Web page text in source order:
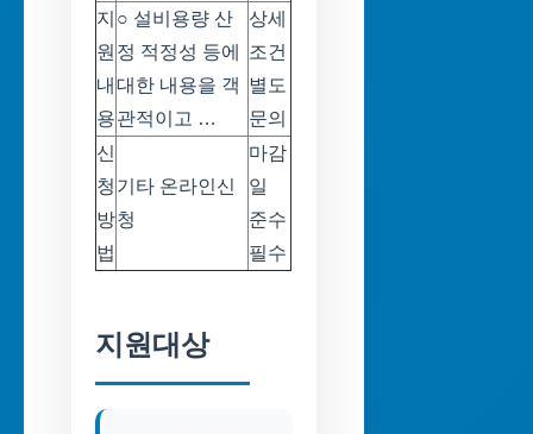
지
원
내
용
○ 설비용량 산
정 적정성 등에
대한 내용을 객
관적이고 …
상세
조건
별도
문의
신
청
방
법
기타 온라인신
청
마감
일
준수
필수
지원대상